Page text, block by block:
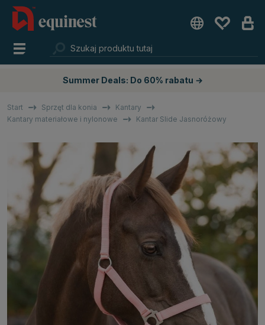
Summer Deals: Do 60% rabatu →
Start Sprzęt dla konia
Kantary
Kantary materiałowe i nylonowe
Kantar Slide Jasnoróżowy